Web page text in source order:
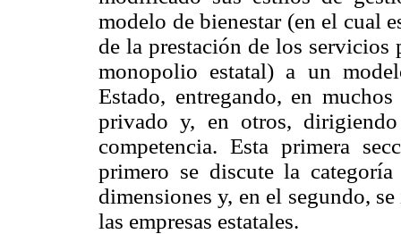
modelo de bienestar (en el cual
de la prestación de los
monopolio estatal) a un
Estado, entregando, en
privado y, en otros,
competencia. Esta primera
primero se discute la
dimensiones y, en el segundo,
las empresas estatales.